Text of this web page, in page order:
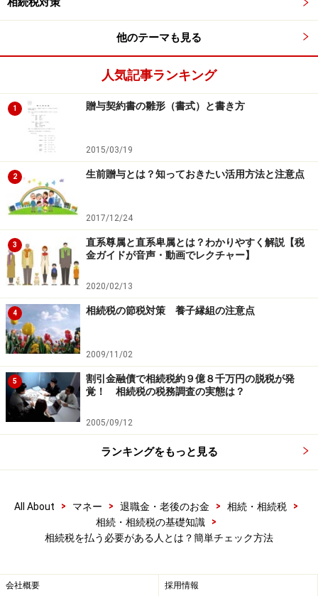
立つ情報が満載です。
「国税庁のホームページ」を開くと右上に「検索」欄が
あります。その「検索」欄に、「相続税の申告要否」と
入力し、検索ボタンを押すと、「相続税関連情報｜国税
庁」という表示がされます。その表示を選択(クリック)
すると、
「相続税の申告要否判定コーナー」という黄色
ボタンが表示されますので、その黄色ボタンをクリッ
ク。その後、チェックするための入力が可能となりま
す。
相続税の申告要否判定コーナー (国税庁HP)
判定の流れは下記のイメージになります。
の数の入力
2.相続財産等の入力
3.申告要否判定
4.入力内容の確認
5.入力内容の印刷
相続税の申告要否判定コーナーの判定結果の例（国税庁
他のテーマも見る
人気記事ランキング
1 贈与契約書の雛形（書式）と書き方
2015/03/19
2 生前贈与とは？知っておきたい活用方法と注意点
2017/12/24
3
直系尊属と直系卑属とは？わかりやすく解説【税
金ガイドが音声・動画でレクチャー】
2020/02/13
4 相続税の節税対策 養子縁組の注意点
2009/11/02
5
割引金融債で相続税約９億８千万円の脱税が発
覚！ 相続税の税務調査の実態は？
2005/09/12
ランキングをもっと見る
All About > マネー > 退職金・老後のお金 > 相続・相続税
>
相続・相続税の基礎知識
>
相続税を払う必要がある人とは？簡単チェック方法
会社概要 採用情報